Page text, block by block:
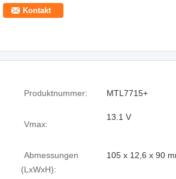
Kontakt
Produktnummer: MTL7715+
Vmax:
13.1 V
Abmessungen
(LxWxH):
105 x 12,6 x 90